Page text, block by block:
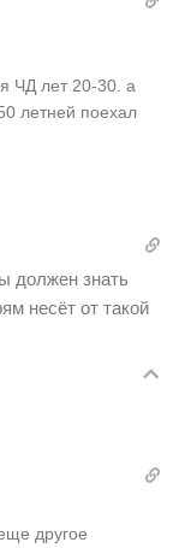
ЧД лет 20-30. а
летней поехал
должен знать
несёт от такой
другое